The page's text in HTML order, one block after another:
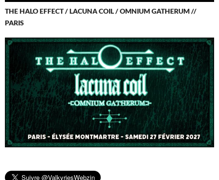
THE HALO EFFECT / LACUNA COIL / OMNIUM GATHERUM //
PARIS